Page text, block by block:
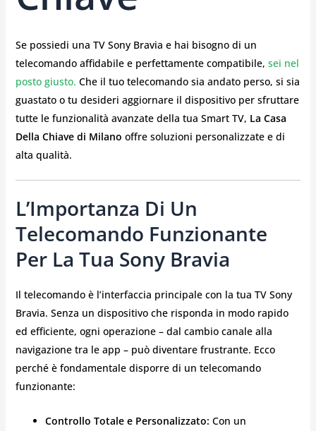
Se possiedi una TV Sony Bravia e hai bisogno di un
telecomando affidabile e perfettamente compatibile, sei nel
posto giusto. Che il tuo telecomando sia andato perso, si sia
guastato o tu desideri aggiornare il dispositivo per sfruttare
tutte le funzionalità avanzate della tua Smart TV, La Casa
Della Chiave di Milano offre soluzioni personalizzate e di
alta qualità.
L’Importanza Di Un
Telecomando Funzionante
Per La Tua Sony Bravia
Il telecomando è l’interfaccia principale con la tua TV Sony
Bravia. Senza un dispositivo che risponda in modo rapido
ed efficiente, ogni operazione – dal cambio canale alla
navigazione tra le app – può diventare frustrante. Ecco
perché è fondamentale disporre di un telecomando
funzionante:
Controllo Totale e Personalizzato: Con un